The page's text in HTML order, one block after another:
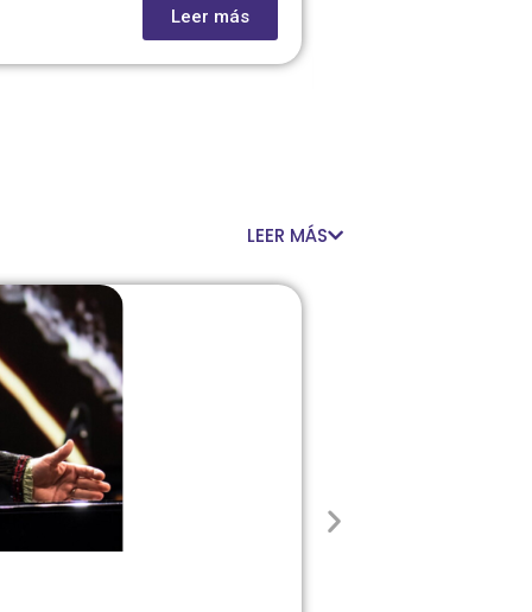
Leer más
LEER MÁS